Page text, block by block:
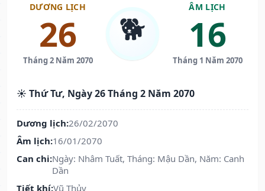
DƯƠNG LỊCH
26
Tháng 2 Năm 2070
🐕
ÂM LỊCH
16
Tháng 1 Năm 2070
☀️ Thứ Tư, Ngày 26 Tháng 2 Năm 2070
Dương lịch:26/02/2070
Âm lịch:16/01/2070
Can chi:Ngày: Nhâm Tuất, Tháng: Mậu Dần, Năm: Canh
Dần
Tiết khí:Vũ Thủy